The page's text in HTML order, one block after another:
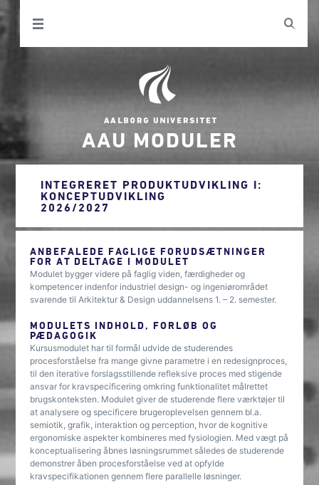
AAU MODULER
INTEGRERET PRODUKTUDVIKLING I:
KONCEPTUDVIKLING
2026/2027
ANBEFALEDE FAGLIGE FORUDSÆTNINGER
FOR AT DELTAGE I MODULET
Modulet bygger videre på faglig viden, færdigheder og
kompetencer indenfor industriel design- og ingeniørområdet
svarende til Arkitektur & Design uddannelsens 1. – 2. semester.
MODULETS INDHOLD, FORLØB OG
PÆDAGOGIK
Kursusmodulet har til formål udvide de studerendes
procesforståelse fra mange givne parametre i en redesignproces,
til den iterative forslagsstillende refleksive proces med stigende
ansvar for kravspecificering omkring funktionalitet målrettet
brugskonteksten. Modulet giver de studerende flere værktøjer til
at analysere og specificere brugeroplevelsen gennem bl.a.
semiotik, grafik, interaktion og perception, hvor de kognitive
ergonomiske aspekter kombineres med fysiologien. Med vægt på
konceptualisering åbnes løsningsrummet således de studerende
demonstrer åben procesforståelse ved at opfylde
kravspecifikationen gennem flere parallelle løsninger.